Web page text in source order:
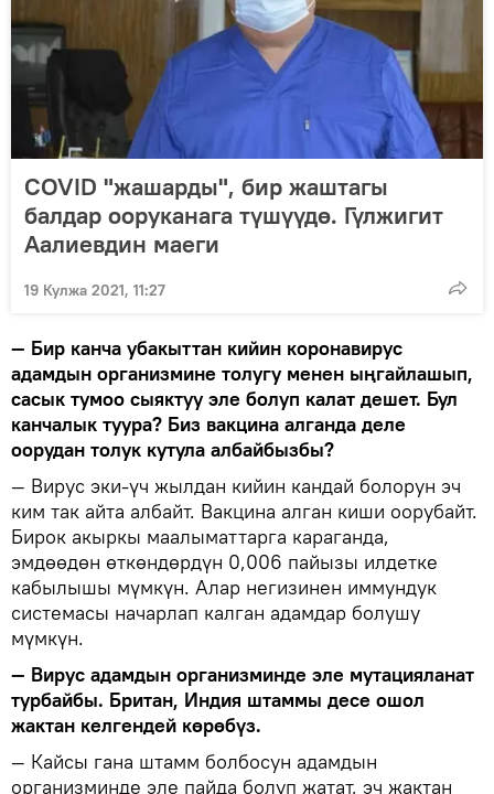
COVID "жашарды", бир жаштагы
балдар ооруканага түшүүдө. Гүлжигит
Аалиевдин маеги
19 Кулжа 2021, 11:27
— Бир канча убакыттан кийин коронавирус
адамдын организмине толугу менен ыңгайлашып,
сасык тумоо сыяктуу эле болуп калат дешет. Бул
канчалык туура? Биз вакцина алганда деле
оорудан толук кутула албайбызбы?
— Вирус эки-үч жылдан кийин кандай болорун эч
ким так айта албайт. Вакцина алган киши оорубайт.
Бирок акыркы маалыматтарга караганда,
эмдөөдөн өткөндөрдүн 0,006 пайызы илдетке
кабылышы мүмкүн. Алар негизинен иммундук
системасы начарлап калган адамдар болушу
мүмкүн.
— Вирус адамдын организминде эле мутацияланат
турбайбы. Британ, Индия штаммы десе ошол
жактан келгендей көрөбүз.
— Кайсы гана штамм болбосун адамдын
организминде эле пайда болуп жатат, эч жактан